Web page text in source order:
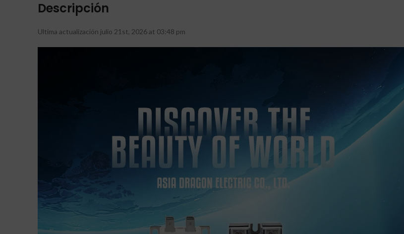
Descripción
Ultima actualización julio 21st, 2026 at 03:48 pm